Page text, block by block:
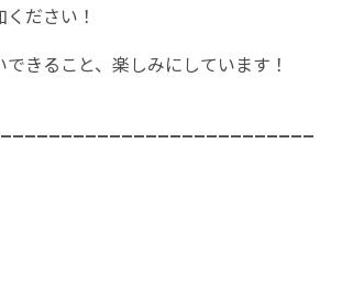
ださい！
きること、楽しみにしています！